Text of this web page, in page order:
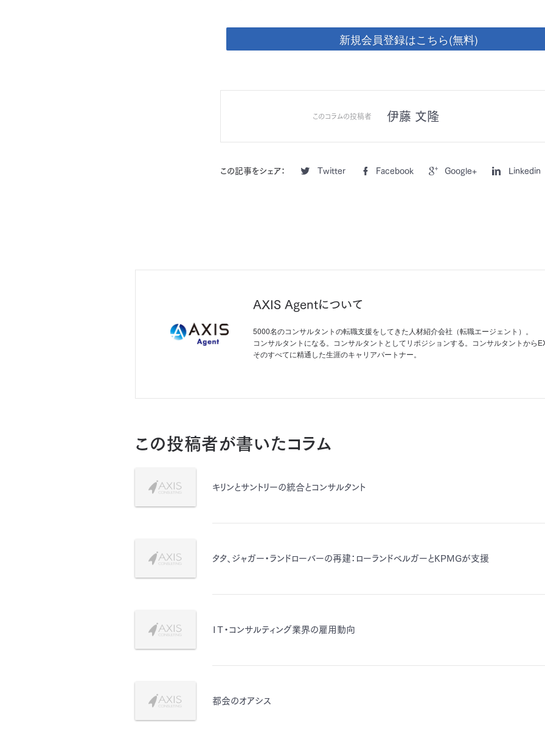
新規会員登録はこちら(無料)
このコラムの投稿者 伊藤 文隆
この記事をシェア： Twitter Facebook Google+ Linkedin
AXIS Agentについて
5000名のコンサルタントの転職支援をしてきた人材紹介会社（転職エージェント）。
コンサルタントになる。コンサルタントとしてリポジションする。コンサルタントから
そのすべてに精通した生涯のキャリアパートナー。
この投稿者が書いたコラム
キリンとサントリーの統合とコンサルタント
タタ、ジャガー・ランドローバーの再建：ローランドベルガーとKPMGが支援
ＩＴ・コンサルティング業界の雇用動向
都会のオアシス